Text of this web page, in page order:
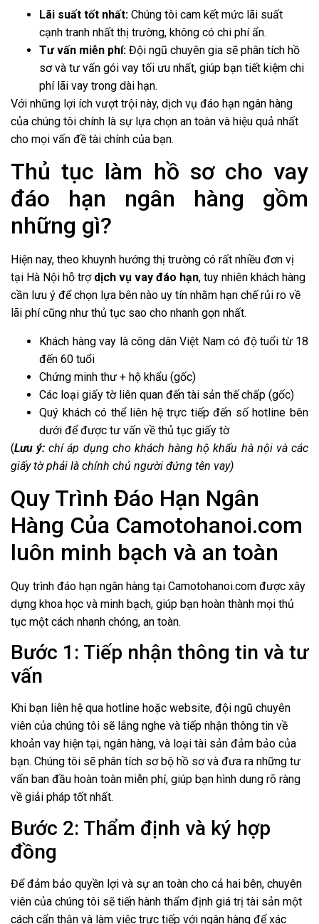
Lãi suất tốt nhất: Chúng tôi cam kết mức lãi suất
cạnh tranh nhất thị trường, không có chi phí ẩn.
Tư vấn miễn phí: Đội ngũ chuyên gia sẽ phân tích hồ
sơ và tư vấn gói vay tối ưu nhất, giúp bạn tiết kiệm chi
phí lãi vay trong dài hạn.
Với những lợi ích vượt trội này, dịch vụ đáo hạn ngân hàng
của chúng tôi chính là sự lựa chọn an toàn và hiệu quả nhất
cho mọi vấn đề tài chính của bạn.
Thủ tục làm hồ sơ cho vay
đáo hạn ngân hàng gồm
những gì?
Hiện nay, theo khuynh hướng thị trường có rất nhiều đơn vị
tại Hà Nội hỗ trợ dịch vụ vay đáo hạn, tuy nhiên khách hàng
cần lưu ý để chọn lựa bên nào uy tín nhằm hạn chế rủi ro về
lãi phí cũng như thủ tục sao cho nhanh gọn nhất.
Khách hàng vay là công dân Việt Nam có độ tuổi từ 18
đến 60 tuổi
Chứng minh thư + hộ khẩu (gốc)
Các loại giấy tờ liên quan đến tài sản thế chấp (gốc)
Quý khách có thể liên hệ trực tiếp đến số hotline bên
dưới để được tư vấn về thủ tục giấy tờ
(Lưu ý: chí áp dụng cho khách hàng hộ khẩu hà nội và các
giấy tờ phải là chính chủ người đứng tên vay)
Quy Trình Đáo Hạn Ngân
Hàng Của Camotohanoi.com
luôn minh bạch và an toàn
Quy trình đáo hạn ngân hàng tại Camotohanoi.com được xây
dựng khoa học và minh bạch, giúp bạn hoàn thành mọi thủ
tục một cách nhanh chóng, an toàn.
Bước 1: Tiếp nhận thông tin và tư
vấn
Khi bạn liên hệ qua hotline hoặc website, đội ngũ chuyên
viên của chúng tôi sẽ lắng nghe và tiếp nhận thông tin về
khoản vay hiện tại, ngân hàng, và loại tài sản đảm bảo của
bạn. Chúng tôi sẽ phân tích sơ bộ hồ sơ và đưa ra những tư
vấn ban đầu hoàn toàn miễn phí, giúp bạn hình dung rõ ràng
về giải pháp tốt nhất.
Bước 2: Thẩm định và ký hợp
đồng
Để đảm bảo quyền lợi và sự an toàn cho cả hai bên, chuyên
viên của chúng tôi sẽ tiến hành thẩm định giá trị tài sản một
cách cẩn thận và làm việc trực tiếp với ngân hàng để xác